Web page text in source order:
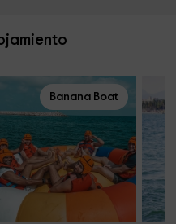
Banana Boat